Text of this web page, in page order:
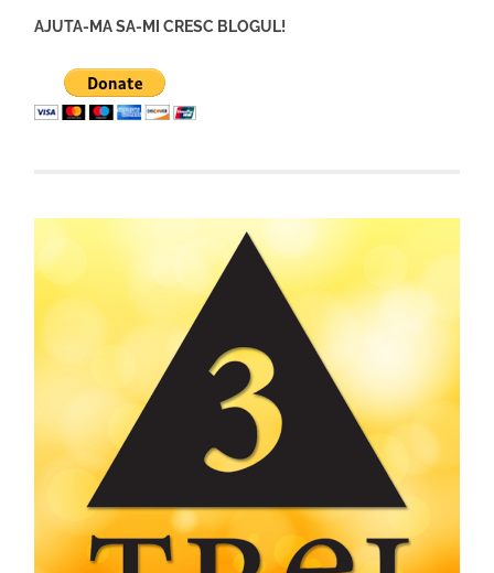
AJUTA-MA SA-MI CRESC BLOGUL!